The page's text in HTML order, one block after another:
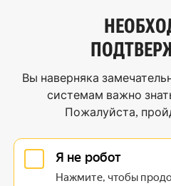
Вы наверняка
системам важно
Пожалуйста,